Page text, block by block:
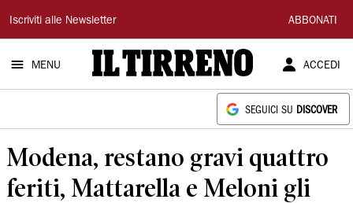
Il
Tirreno
Iscriviti alle Newsletter ABBONATI
MENU ACCEDI
SEGUICI SU DISCOVER
Modena, restano gravi quattro
feriti, Mattarella e Meloni gli